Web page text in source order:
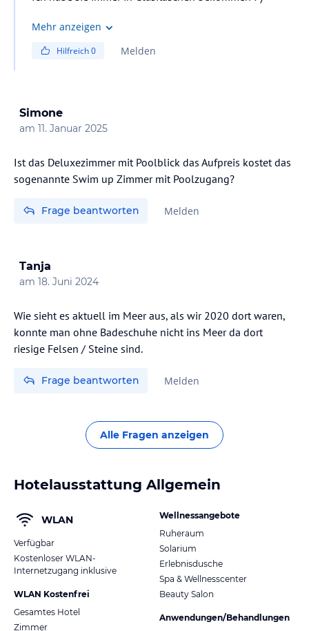
Mehr anzeigen
Hilfreich0 Melden
Simone
am 11. Januar 2025
Ist das Deluxezimmer mit Poolblick das Aufpreis kostet das
sogenannte Swim up Zimmer mit Poolzugang?
Frage beantworten Melden
Tanja
am 18. Juni 2024
Wie sieht es aktuell im Meer aus, als wir 2020 dort waren,
konnte man ohne Badeschuhe nicht ins Meer da dort
riesige Felsen / Steine sind.
Frage beantworten Melden
Alle Fragen anzeigen
Hotelausstattung Allgemein
WLAN
Verfügbar
Kostenloser WLAN-
Internetzugang inklusive
WLAN Kostenfrei
Gesamtes Hotel
Zimmer
Wellnessangebote
Ruheraum
Solarium
Erlebnisdusche
Spa & Wellnesscenter
Beauty Salon
Anwendungen/Behandlungen